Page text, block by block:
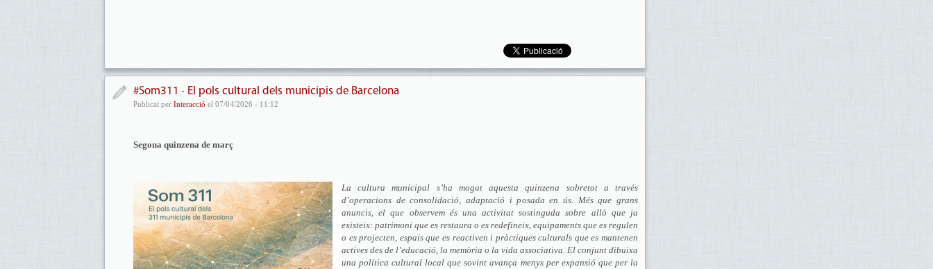
#Som311 · El pols cultural dels municipis de Barcelona
Publicat per Interacció el 07/04/2026 - 11:12
Segona quinzena de març
La cultura municipal s’ha mogut aquesta quinzena sobretot a través
d’operacions de consolidació, adaptació i posada en ús. Més que grans
anuncis, el que observem és una activitat sostinguda sobre allò que ja
existeix: patrimoni que es restaura o es redefineix, equipaments que es regulen
o es projecten, espais que es reactiven i pràctiques culturals que es mantenen
actives des de l’educació, la memòria o la vida associativa. El conjunt dibuixa
una política cultural local que sovint avança menys per expansió que per la